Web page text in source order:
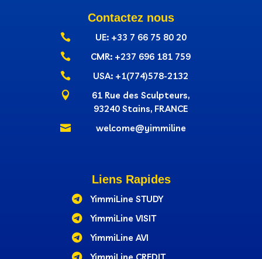
Contactez nous
 UE: +33 7 66 75 80 20
 CMR: +237‭ 696 181 759
 USA: +1(774)578-2132

61 Rue des Sculpteurs,
93240 Stains, FRANCE
 welcome@yimmiline
Liens Rapides

YimmiLine STUDY

YimmiLine VISIT

YimmiLine AVI